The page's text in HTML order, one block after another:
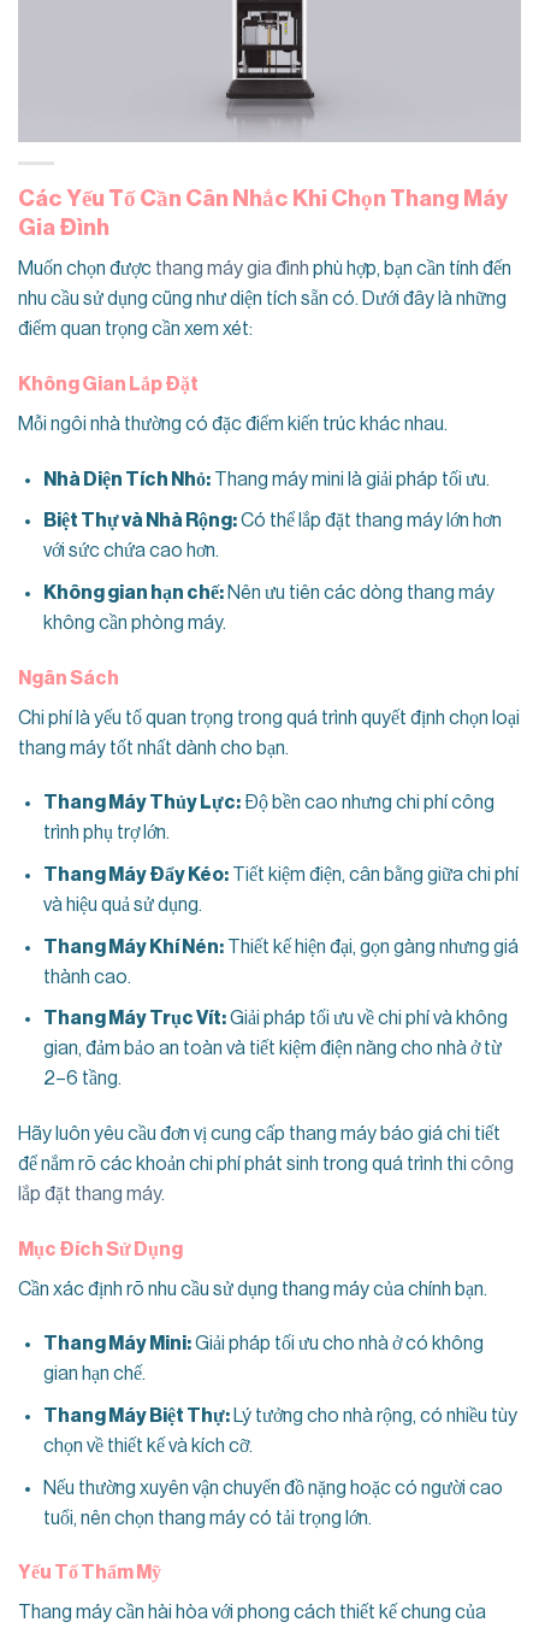
Các Yếu Tố Cần Cân Nhắc Khi Chọn Thang Máy
Gia Đình
Muốn chọn được thang máy gia đình phù hợp, bạn cần tính đến
nhu cầu sử dụng cũng như diện tích sẵn có. Dưới đây là những
điểm quan trọng cần xem xét:
Không Gian Lắp Đặt
Mỗi ngôi nhà thường có đặc điểm kiến trúc khác nhau.
Nhà Diện Tích Nhỏ:Thang máy mini là giải pháp tối ưu.
Biệt Thự và Nhà Rộng:Có thể lắp đặt thang máy lớn hơn
với sức chứa cao hơn.
Không gian hạn chế:Nên ưu tiên các dòng thang máy
không cần phòng máy.
Ngân Sách
Chi phí là yếu tố quan trọng trong quá trình quyết định chọn loại
thang máy tốt nhất dành cho bạn.
Thang Máy Thủy Lực:Độ bền cao nhưng chi phí công
trình phụ trợ lớn.
Thang Máy Đẩy Kéo:Tiết kiệm điện, cân bằng giữa chi phí
và hiệu quả sử dụng.
Thang Máy Khí Nén:Thiết kế hiện đại, gọn gàng nhưng giá
thành cao.
Thang Máy Trục Vít:Giải pháp tối ưu về chi phí và không
gian, đảm bảo an toàn và tiết kiệm điện năng cho nhà ở từ
2–6 tầng.
Hãy luôn yêu cầu đơn vị cung cấp thang máy báo giá chi tiết
để nắm rõ các khoản chi phí phát sinh trong quá trình thi công
lắp đặt thang máy.
Mục Đích Sử Dụng
Cần xác định rõ nhu cầu sử dụng thang máy của chính bạn.
Thang Máy Mini:Giải pháp tối ưu cho nhà ở có không
gian hạn chế.
Thang Máy Biệt Thự:Lý tưởng cho nhà rộng, có nhiều tùy
chọn về thiết kế và kích cỡ.
Nếu thường xuyên vận chuyển đồ nặng hoặc có người cao
tuổi, nên chọn thang máy có tải trọng lớn.
Yếu Tố Thẩm Mỹ
Thang máy cần hài hòa với phong cách thiết kế chung của